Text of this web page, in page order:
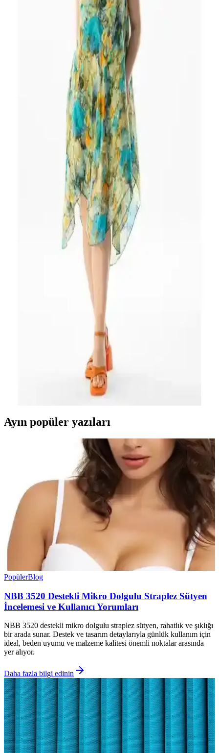
Edela Boyundan Askılı Mini Elbise 5022: Modern
ve Şık Yazlık Parti Kıyafeti
Edela markasının askılı mini elbisesi, rahat ve şık tasarımıyla gece
etkinlikleri ve partiler için ideal, hafif ve hareket özgürlüğü sunan
Eliş Şile Bezi Askılı Vual Afrodit Midi Elbise Bordo
Yazlık Şık ve Rahat Tasarım
Yaz sıcaklarına uygun, hafif ve şık askılı midi elbise, pamuk-
polyester karışımıyla konfor ve dayanıklılık sağlar. Günlük ve özel
davetlerde tercih edilebilir.
Kadın Viskon Elbiseler Karşılaştırması: Rahatlık ve
İki kadın viskon elbise modelinin kumaş, tasarım ve kullanım
özellikleri karşılaştırılıyor. Renk, desen, rahatlık ve dayanıklılık gibi
kriterlerle detaylı analiz sunuluyor.
Ritnice Prive Kadın %100 Viskon Maksi Boy Elbise
Modern ve Rahat Tasarım
Yaz aylarına uygun, hafif ve nefes alabilir %100 viskon kumaştan
tasarlanan bu maksi elbise, şık ve konforlu yapısıyla günlük ve özel
günleriniz için ideal bir tercih sunar.
Lela Çiçekli V Yaka Fırfır Detaylı Mini Elbise:
Rahat ve Şık Günlük Kadın Elbisesi
Lela markasının çiçekli V yaka mini elbisesi, hafif ve esnek
uygun, genç ve enerjik kadınlar için ideal bir tercih.
Yaz Ayları İçin Uygun Eliş Şile Bezi ve U.S. Polo
Assn. Haki Elbise Karşılaştırması
İki şık ve rahat yazlık elbise modelini detaylı karşılaştırıyoruz. Hangi
elbise tarzınıza ve ihtiyaçlarınıza daha uygun? Öğrenmek için
Ayın popüler yazıları
PopülerBlog
NBB 3520 Destekli Mikro Dolgulu Straplez Sütyen
İncelemesi ve Kullanıcı Yorumları
NBB 3520 destekli mikro dolgulu straplez sütyen, rahatlık ve şıklığı
bir arada sunar. Destek ve tasarım detaylarıyla günlük kullanım için
ideal, beden uyumu ve malzeme kalitesi önemli noktalar arasında
yer alıyor.
Daha fazla bilgi edinin